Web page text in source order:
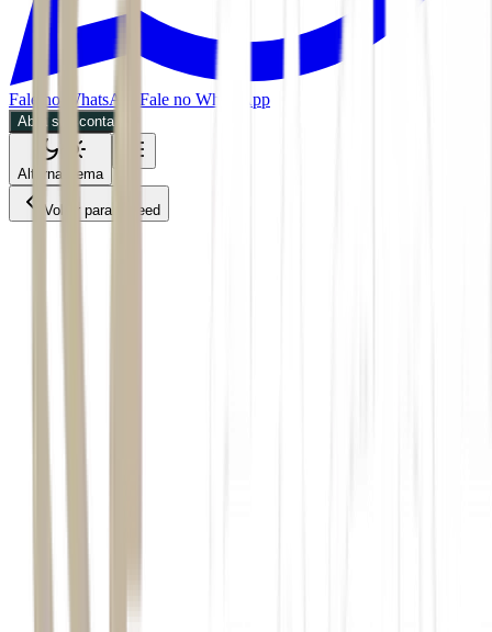
Fale no WhatsApp Fale no WhatsApp
Abra sua conta
Alternar tema
Voltar para o Feed